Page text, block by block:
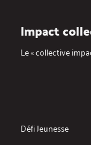
Impact
Le « collective
Défi Jeunesse